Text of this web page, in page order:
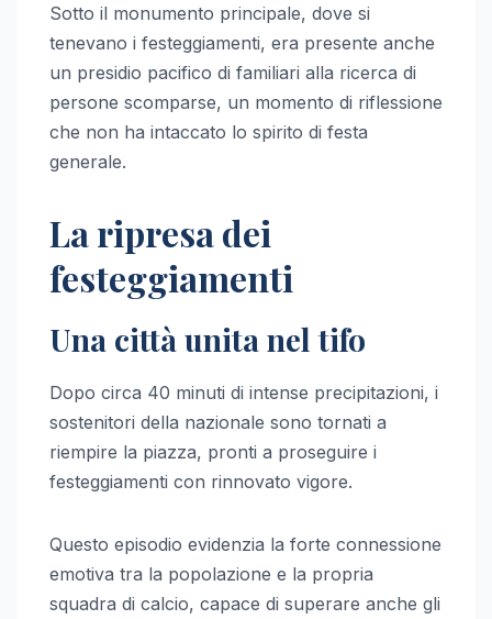
Sotto il monumento principale, dove si
tenevano i festeggiamenti, era presente anche
un presidio pacifico di familiari alla ricerca di
persone scomparse, un momento di riflessione
che non ha intaccato lo spirito di festa
generale.
La ripresa dei
festeggiamenti
Una città unita nel tifo
Dopo circa 40 minuti di intense precipitazioni, i
sostenitori della nazionale sono tornati a
riempire la piazza, pronti a proseguire i
festeggiamenti con rinnovato vigore.
Questo episodio evidenzia la forte connessione
emotiva tra la popolazione e la propria
squadra di calcio, capace di superare anche gli